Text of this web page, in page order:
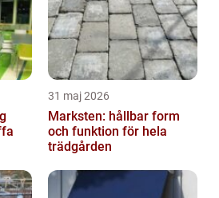
31 maj 2026
Marksten: hållbar form
och funktion för hela
trädgården